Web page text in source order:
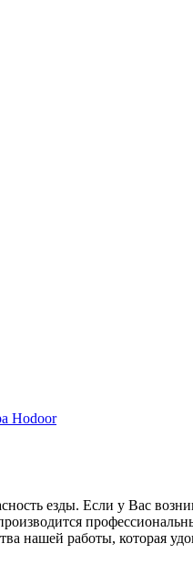
Hodoor
езды. Если у Вас
нашей работы, которая